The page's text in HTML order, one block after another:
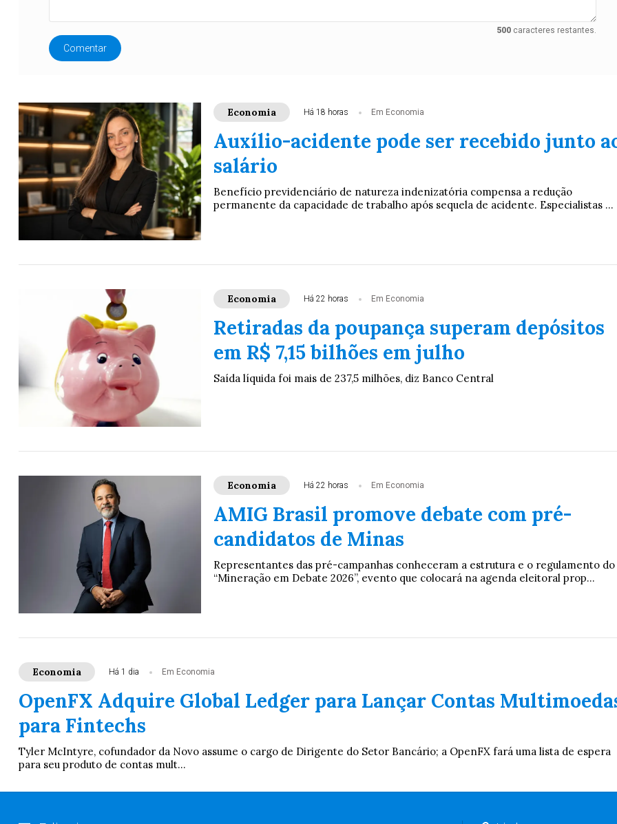
500caracteres restantes.
Comentar
Economia Há 18 horas Em Economia
Auxílio-acidente pode ser recebido junto
salário
Benefício previdenciário de natureza indenizatória compensa a redução
permanente da capacidade de trabalho após sequela de acidente. Especialistas ...
Economia Há 22 horas Em Economia
Retiradas da poupança superam depósitos
em R$ 7,15 bilhões em julho
Saída líquida foi mais de 237,5 milhões, diz Banco Central
Economia Há 22 horas Em Economia
AMIG Brasil promove debate com pré-
candidatos de Minas
Representantes das pré-campanhas conheceram a estrutura e o regulamento do
“Mineração em Debate 2026”, evento que colocará na agenda eleitoral prop...
Economia Há 1 dia Em Economia
OpenFX Adquire Global Ledger para Lançar Contas
para Fintechs
Tyler McIntyre, cofundador da Novo assume o cargo de Dirigente do Setor Bancário; a OpenFX fará uma lista de espera
para seu produto de contas mult...